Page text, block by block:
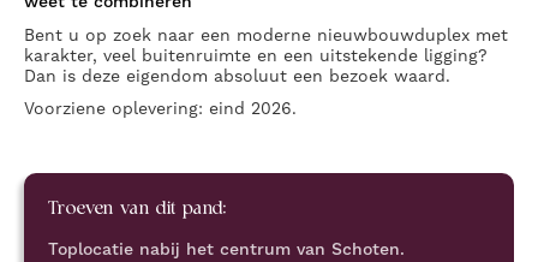
Bent u op zoek naar een moderne nieuwbouwduplex met
karakter, veel buitenruimte en een uitstekende ligging?
Dan is deze eigendom absoluut een bezoek waard.
Voorziene oplevering: eind 2026.
Troeven van dit pand:
Toplocatie nabij het centrum van Schoten.